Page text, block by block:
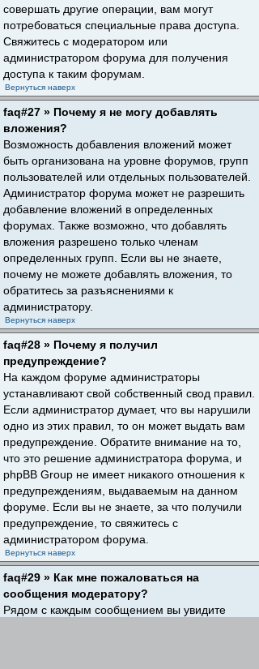
совершать другие операции, вам могут
потребоваться специальные права доступа.
Свяжитесь с модератором или
администратором форума для получения
доступа к таким форумам.
Вернуться наверх
faq#27 » Почему я не могу добавлять
вложения?
Возможность добавления вложений может
быть организована на уровне форумов, групп
пользователей или отдельных пользователей.
Администратор форума может не разрешить
добавление вложений в определенных
форумах. Также возможно, что добавлять
вложения разрешено только членам
определенных групп. Если вы не знаете,
почему не можете добавлять вложения, то
обратитесь за разъяснениями к
администратору.
Вернуться наверх
faq#28 » Почему я получил
предупреждение?
На каждом форуме администраторы
устанавливают свой собственный свод правил.
Если администратор думает, что вы нарушили
одно из этих правил, то он может выдать вам
предупреждение. Обратите внимание на то,
что это решение администратора форума, и
phpBB Group не имеет никакого отношения к
предупреждениям, выдаваемым на данном
форуме. Если вы не знаете, за что получили
предупреждение, то свяжитесь с
администратором форума.
Вернуться наверх
faq#29 » Как мне пожаловаться на
сообщения модератору?
Рядом с каждым сообщением вы увидите